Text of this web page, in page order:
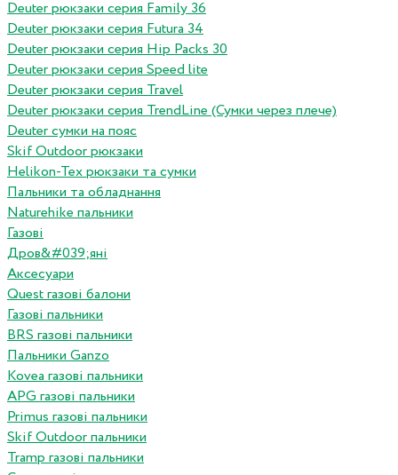
Deuter рюкзаки серия Family 36
Deuter рюкзаки серия Futura 34
Deuter рюкзаки серия Hip Packs 30
Deuter рюкзаки серия Speed lite
Deuter рюкзаки серия Travel
Deuter рюкзаки серия TrendLine (Сумки через плече)
Deuter сумки на пояс
Skif Outdoor рюкзаки
Helikon-Tex рюкзаки та сумки
Пальники та обладнання
Naturehike пальники
Газові
Дров&#039;яні
Аксесуари
Quest газові балони
Газові пальники
BRS газові пальники
Пальники Ganzo
Kovea газові пальники
APG газові пальники
Primus газові пальники
Skif Outdoor пальники
Tramp газові пальники